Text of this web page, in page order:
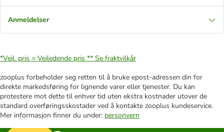
Anmeldelser
*Veil. pris = Veiledende pris ** Se fraktvilkår
zooplus forbeholder seg retten til å bruke epost-adressen din for
direkte markedsføring for lignende varer eller tjenester. Du kan
protestere mot dette til enhver tid uten ekstra kostnader utover de
standard overføringsskostader ved å kontakte zooplus kundeservice.
Mer informasjon finner du under: personvern